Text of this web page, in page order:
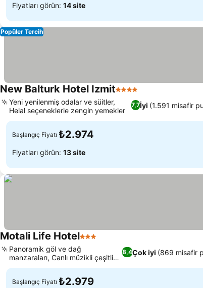
Fiyatları görün: 14 site
Popüler Tercih
New Balturk Hotel Izmit4 Yıldız
7,7İyi (1.591 misafir
Yeni yenilenmiş odalar ve süitler,
Helal seçeneklerle zengin yemekler
Başlangıç Fiyatı ₺2.974
Fiyatları görün: 13 site
Motali Life Hotel3 Yıldız
8,4Çok iyi (869 misafir
Panoramik göl ve dağ
manzaraları, Canlı müzikli çeşitli
yemekler
Başlangıç Fiyatı ₺2.979